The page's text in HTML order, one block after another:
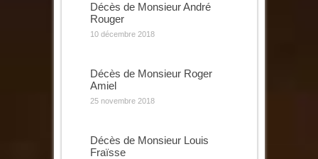
Décès de Monsieur André
Rouger
10 décembre 2018
Décès de Monsieur Roger
Amiel
25 novembre 2018
Décès de Monsieur Louis
Fraïsse